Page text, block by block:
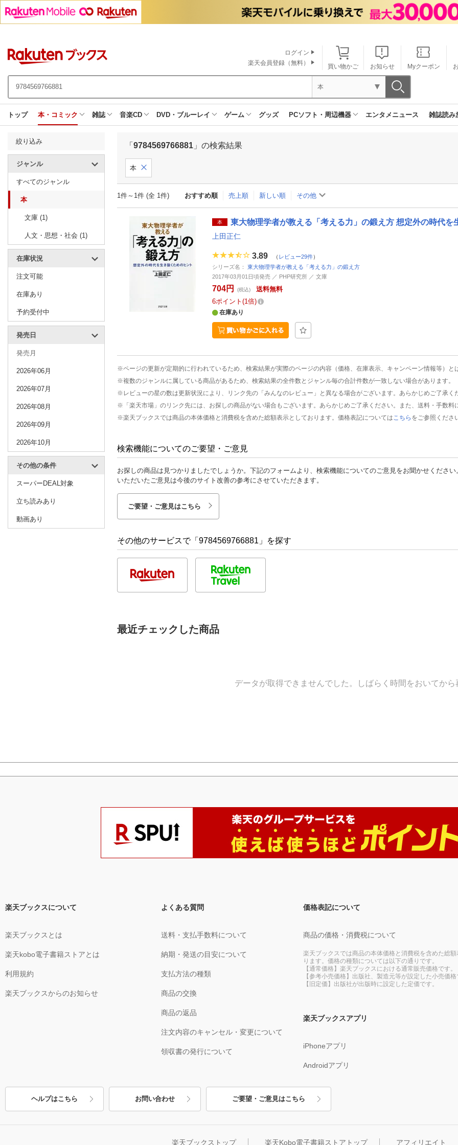
買い物かご お知らせ Myクーポン
ログイン
楽天会員登録（無料）
本
トップ 本・コミック 雑誌 音楽CD DVD・ブルーレイ ゲーム グッズ PCソフト・周辺機器 エンタメニュース 雑誌読み
絞り込み
ジャンル
すべてのジャンル
本
文庫 (1)
人文・思想・社会 (1)
在庫状況
注文可能
在庫あり
予約受付中
発売日
発売月
2026年06月
2026年07月
2026年08月
2026年09月
2026年10月
その他の条件
スーパーDEAL対象
立ち読みあり
動画あり
「 9784569766881 」の検索結果
本
1件～1件 (全 1件) おすすめ順 売上順 新しい順 その他
本 東大物理学者が教える「考える力」の鍛え方 想定外の時代を
上田正仁
3.89 （ レビュー29件）
シリーズ名： 東大物理学者が教える「考える力」の鍛え方
2017年03月01日頃発売 ／ PHP研究所 ／ 文庫
704円 (税込)
送料無料
6ポイント 1倍
在庫あり
※ページの更新が定期的に行われているため、検索結果が実際のページの内容（価格、在庫表示、キャンペーン情報等）と
※複数のジャンルに属している商品があるため、検索結果の全件数とジャンル毎の合計件数が一致しない場合があります。
※レビューの星の数は更新状況により、リンク先の「みんなのレビュー」と異なる場合がございます。あらかじめご了承く
※「楽天市場」のリンク先には、お探しの商品がない場合もございます。あらかじめご了承ください。また、送料・手数料
※楽天ブックスでは商品の本体価格と消費税を含めた総額表示としております。価格表記については こちら をご参照くださ
検索機能についてのご要望・ご意見
お探しの商品は見つかりましたでしょうか。下記のフォームより、検索機能についてのご意見をお聞かせください
いただいたご意見は今後のサイト改善の参考にさせていただきます。
ご要望・ご意見はこちら
その他のサービスで「9784569766881」を探す
最近チェックした商品
データが取得できませんでした。しばらく時間をおいてから
楽天ブックスについて
楽天ブックスとは
楽天kobo電子書籍ストアとは
利用規約
楽天ブックスからのお知らせ
よくある質問
送料・支払手数料について
納期・発送の目安について
支払方法の種類
商品の交換
商品の返品
注文内容のキャンセル・変更について
領収書の発行について
価格表記について
商品の価格・消費税について
楽天ブックスでは商品の本体価格と消費税を含めた総額
ります。価格の種類については以下の通りです。
【通常価格】楽天ブックスにおける通常販売価格です。
【参考小売価格】出版社、製造元等が設定した小売価格
【旧定価】出版社が出版時に設定した定価です。
楽天ブックスアプリ
iPhoneアプリ
Androidアプリ
ヘルプはこちら お問い合わせ ご要望・ご意見はこちら
楽天ブックストップ 楽天Kobo電子書籍ストアトップ アフィリエイト